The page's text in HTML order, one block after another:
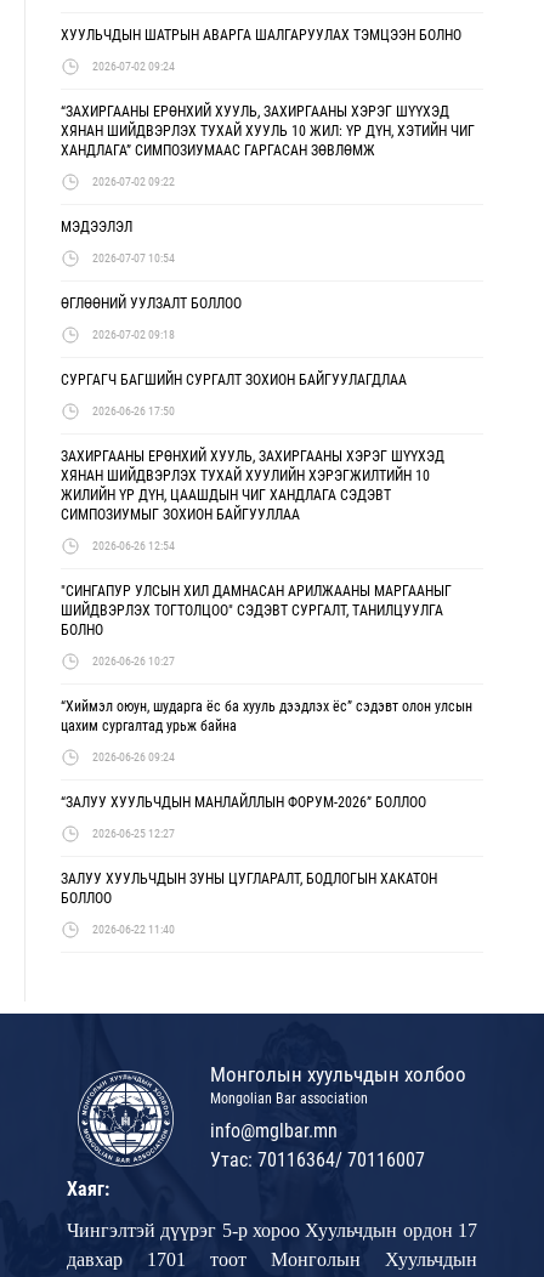
ХУУЛЬЧДЫН ШАТРЫН АВАРГА ШАЛГАРУУЛАХ ТЭМЦЭЭН БОЛНО
2026-07-02 09:24
“ЗАХИРГААНЫ ЕРӨНХИЙ ХУУЛЬ, ЗАХИРГААНЫ ХЭРЭГ ШҮҮХЭД
ХЯНАН ШИЙДВЭРЛЭХ ТУХАЙ ХУУЛЬ 10 ЖИЛ: ҮР ДҮН, ХЭТИЙН ЧИГ
ХАНДЛАГА” СИМПОЗИУМААС ГАРГАСАН ЗӨВЛӨМЖ
2026-07-02 09:22
МЭДЭЭЛЭЛ
2026-07-07 10:54
ӨГЛӨӨНИЙ УУЛЗАЛТ БОЛЛОО
2026-07-02 09:18
СУРГАГЧ БАГШИЙН СУРГАЛТ ЗОХИОН БАЙГУУЛАГДЛАА
2026-06-26 17:50
ЗАХИРГААНЫ ЕРӨНХИЙ ХУУЛЬ, ЗАХИРГААНЫ ХЭРЭГ ШҮҮХЭД
ХЯНАН ШИЙДВЭРЛЭХ ТУХАЙ ХУУЛИЙН ХЭРЭГЖИЛТИЙН 10
ЖИЛИЙН ҮР ДҮН, ЦААШДЫН ЧИГ ХАНДЛАГА СЭДЭВТ
СИМПОЗИУМЫГ ЗОХИОН БАЙГУУЛЛАА
2026-06-26 12:54
"СИНГАПУР УЛСЫН ХИЛ ДАМНАСАН АРИЛЖААНЫ МАРГААНЫГ
ШИЙДВЭРЛЭХ ТОГТОЛЦОО" СЭДЭВТ СУРГАЛТ, ТАНИЛЦУУЛГА
БОЛНО
2026-06-26 10:27
“Хиймэл оюун, шударга ёс ба хууль дээдлэх ёс” сэдэвт олон улсын
цахим сургалтад урьж байна
2026-06-26 09:24
“ЗАЛУУ ХУУЛЬЧДЫН МАНЛАЙЛЛЫН ФОРУМ-2026” БОЛЛОО
2026-06-25 12:27
ЗАЛУУ ХУУЛЬЧДЫН ЗУНЫ ЦУГЛАРАЛТ, БОДЛОГЫН ХАКАТОН
БОЛЛОО
2026-06-22 11:40
Монголын хуульчдын холбоо
Mongolian Bar association
info@mglbar.mn
Утас: 70116364/ 70116007
Хаяг:
Чингэлтэй дүүрэг 5-р хороо Хуульчдын ордон 17
давхар 1701 тоот Монголын Хуульчдын